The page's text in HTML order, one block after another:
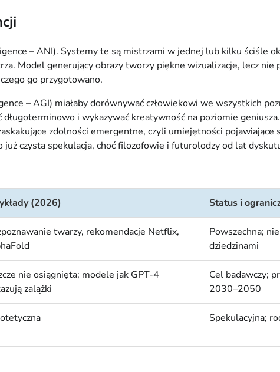
– ANI). Systemy te są mistrzami w jednej lub kilku ściśle
Model generujący obrazy tworzy piękne wizualizacje, lecz nie
go przygotowano.
– AGI) miałaby dorównywać człowiekowi we wszystkich
i wykazywać kreatywność na poziomie
zdolności emergentne, czyli umiejętności pojawiające
czysta spekulacja, choć filozofowie i futurolodzy od lat
(2026) Status i
twarzy, rekomendacje Netflix,
Powszechna;
dziedzinami
nie osiągnięta; modele jak GPT-4
zalążki
Cel badawczy;
2030–2050
Spekulacyjna;